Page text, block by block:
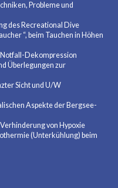
Probleme und
des Recreational Dive
“, beim Tauchen in Höhen
Dekompression
Überlegungen zur
Sicht und U/W
Aspekte der Bergsee-
von Hypoxie
(Unterkühlung) beim